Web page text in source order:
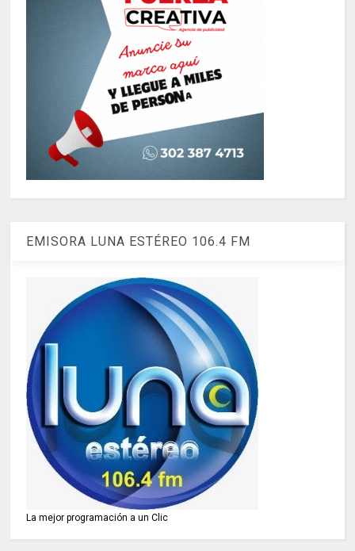
EMISORA LUNA ESTÉREO 106.4 FM
La mejor programación a un Clic